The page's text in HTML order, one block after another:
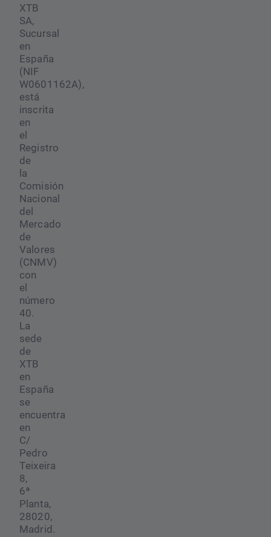
XTB
SA,
Sucursal
en
España
(NIF
W0601162A),
está
inscrita
en
el
Registro
de
la
Comisión
Nacional
del
Mercado
de
Valores
(CNMV)
con
el
número
40.
La
sede
de
XTB
en
España
se
encuentra
en
C/
Pedro
Teixeira
8,
6ª
Planta,
28020,
Madrid.